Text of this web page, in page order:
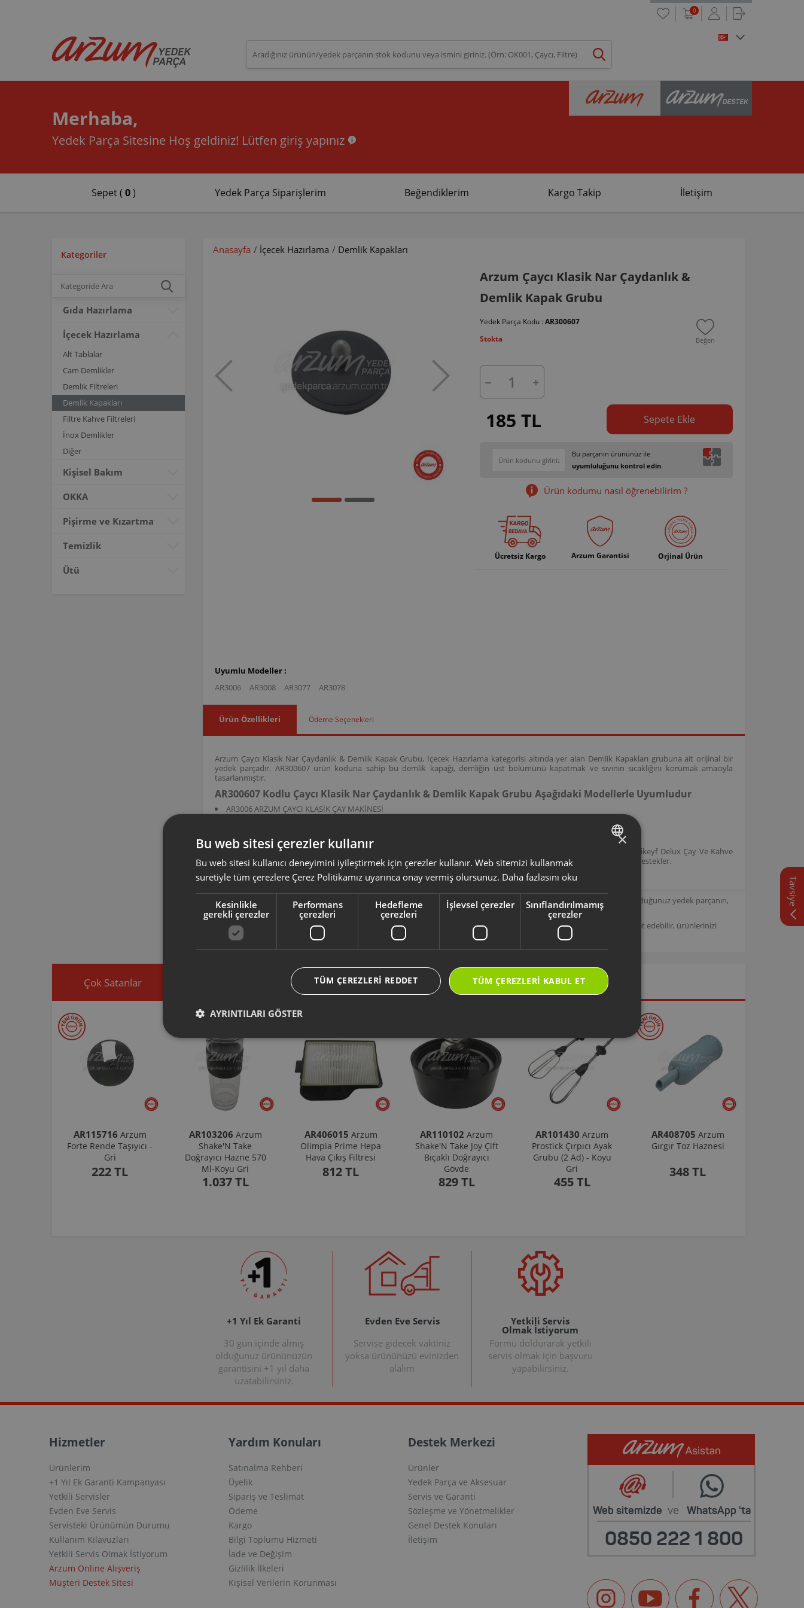
0
Merhaba,
Yedek Parça Sitesine Hoş geldiniz! Lütfen giriş yapınız
Sepet ( 0) Yedek Parça Siparişlerim Beğendiklerim Kargo Takip İletişim
Kategoriler
Gıda Hazırlama
İçecek Hazırlama
Alt Tablalar
Cam Demlikler
Demlik Filtreleri
Demlik Kapakları
Filtre Kahve Filtreleri
İnox Demlikler
Diğer
Kişisel Bakım
OKKA
Pişirme ve Kızartma
Temizlik
Ütü
Anasayfa / İçecek Hazırlama / Demlik Kapakları
Arzum Çaycı Klasik Nar Çaydanlık &
Demlik Kapak Grubu
Yedek Parça Kodu : AR300607
Stokta
Beğen
185 TL Sepete Ekle
Bu parçanın ürününüz ile
uyumluluğunu kontrol edin.
Ürün kodumu nasıl öğrenebilirim ?
Ücretsiz Kargo Arzum Garantisi Orjinal Ürün
Uyumlu Modeller :
AR3006
AR3008 AR3077 AR3078
Ürün Özellikleri Ödeme Seçenekleri
Arzum Çaycı Klasik Nar Çaydanlık & Demlik Kapak Grubu, İçecek Hazırlama kategorisi altında yer alan Demlik Kapakları grubuna ait orijinal bir
yedek parçadır. AR300607 ürün koduna sahip bu demlik kapağı, demliğin üst bölümünü kapatmak ve sıvının sıcaklığını korumak amacıyla
tasarlanmıştır.
AR300607 Kodlu Çaycı Klasik Nar Çaydanlık & Demlik Kapak Grubu Aşağıdaki Modellerle Uyumludur
AR3006 ARZUM ÇAYCI KLASİK ÇAY MAKİNESİ
AR3008 ARZUM EHLİKEYF DELUX ÇAY VE KAHVE MAKİNESİ SETİ
AR300607 ürün kodlu bu demlik kapağı; AR3006, AR3008, AR3077 ve AR3078 model kodlarına sahip Çayci Klasi̇k ve Ehli̇keyf Delux Çay Ve Kahve
Maki̇nesi̇ Seti̇ kahve makineleri ile uyumlu olup, demliğin üst bölümünü kapatmak ve sıvının sıcaklığını korumak işlevini destekler.
Arzum orijinal aksesuar ve sarf malzemeleri, ürününüzü uzun ömürlü ve güvenle kullanmanız için tasarlanmıştır. Seçmiş olduğunuz yedek parçanın,
ürününüz için uyumlu olup olmadığını,
ürün kodunuz aracılığı ile kontrol ediniz.
Ürününüz ile ilgili kullanım kılavuzu ve kullanım detayları için
https://destek.arzum.com.tr/
Arzum Destek Sitemizi ziyaret edebilir, ürünlerinizi
ekleyip, yedek parça ve garanti bilgilerine kolayca erişebilirsiniz.
Çok Satanlar Yeni Ürünler Seçtiklerimiz
AR115716 Arzum
Forte Rende Taşıyıcı -
Gri
222 TL
AR103206 Arzum
Shake'N Take
Doğrayıcı Hazne 570
Ml-Koyu Gri
1.037 TL
AR406015 Arzum
Olimpia Prime Hepa
Hava Çıkış Filtresi
812 TL
AR110102 Arzum
Shake'N Take Joy Çift
Bıçaklı Doğrayıcı
Gövde
829 TL
AR101430 Arzum
Prostick Çırpıcı Ayak
Grubu (2 Ad) - Koyu
Gri
455 TL
AR408705 Arzum
Gırgır Toz Haznesi
348 TL
+1 Yıl Ek Garanti
30 gün içinde almış
olduğunuz ürününüzün
garantisini +1 yıl daha
uzatabilirsiniz.
Evden Eve Servis
Servise gidecek vaktiniz
yoksa ürününüzü evinizden
alalım
Yetkili Servis
Olmak İstiyorum
Formu doldurarak yetkili
servis olmak için başvuru
yapabilirsiniz.
Hizmetler
Ürünlerim
+1 Yıl Ek Garanti Kampanyası
Yetkili Servisler
Evden Eve Servis
Servisteki Ürünümün Durumu
Kullanım Kılavuzları
Yetkili Servis Olmak İstiyorum
Arzum Online Alışveriş
Müşteri Destek Sitesi
Yardım Konuları
Satınalma Rehberi
Üyelik
Sipariş ve Teslimat
Ödeme
Kargo
Bilgi Toplumu Hizmeti
İade ve Değişim
Gizlilik İlkeleri
Kişisel Verilerin Korunması
Destek Merkezi
Ürünler
Yedek Parça ve Aksesuar
Servis ve Garanti
Sözleşme ve Yönetmelikler
Genel Destek Konuları
İletişim
Web sitemizde ve WhatsApp 'ta
0850 222 1 800
Tavsiye
×
Bu web sitesi çerezler kullanır
Bu web sitesi kullanıcı deneyimini iyileştirmek için çerezler kullanır. Web sitemizi kullanmak
suretiyle tüm çerezlere Çerez Politikamız uyarınca onay vermiş olursunuz. Daha fazlasını oku
Kesinlikle
gerekli çerezler
Performans
çerezleri
Hedefleme
çerezleri
İşlevsel çerezler
Sınıflandırılmamış
çerezler
TÜM ÇEREZLERI KABUL ET
TÜM ÇEREZLERI REDDET
AYRINTILARI GÖSTER